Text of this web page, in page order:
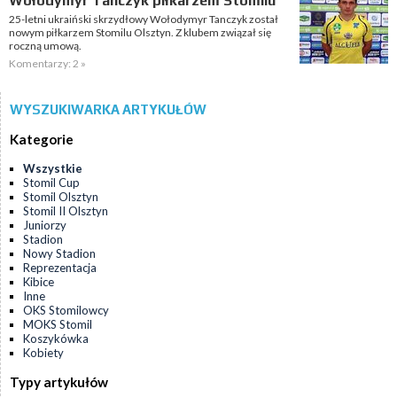
25-letni ukraiński skrzydłowy Wołodymyr Tanczyk został
nowym piłkarzem Stomilu Olsztyn. Z klubem związał się
roczną umową.
Komentarzy: 2 »
WYSZUKIWARKA ARTYKUŁÓW
Kategorie
Wszystkie
Stomil Cup
Stomil Olsztyn
Stomil II Olsztyn
Juniorzy
Stadion
Nowy Stadion
Reprezentacja
Kibice
Inne
OKS Stomilowcy
MOKS Stomil
Koszykówka
Kobiety
Typy artykułów